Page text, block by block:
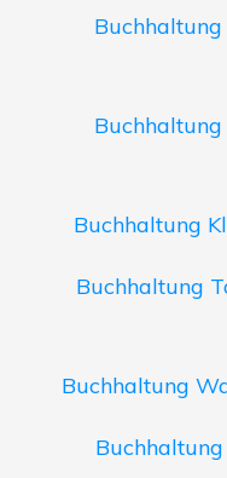
Buchhaltung
Buchhaltung
Buchhaltung